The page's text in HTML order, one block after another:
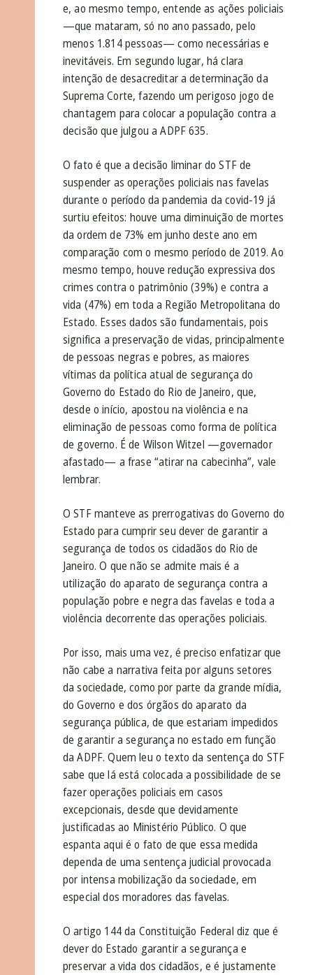
e, ao mesmo tempo, entende as ações policiais
—que mataram, só no ano passado, pelo
menos 1.814 pessoas— como necessárias e
inevitáveis. Em segundo lugar, há clara
intenção de desacreditar a determinação da
Suprema Corte, fazendo um perigoso jogo de
chantagem para colocar a população contra a
decisão que julgou a ADPF 635.
O fato é que a decisão liminar do STF de
suspender as operações policiais nas favelas
durante o período da pandemia da covid-19 já
surtiu efeitos: houve uma diminuição de mortes
da ordem de 73% em junho deste ano em
comparação com o mesmo período de 2019. Ao
mesmo tempo, houve redução expressiva dos
crimes contra o patrimônio (39%) e contra a
vida (47%) em toda a Região Metropolitana do
Estado. Esses dados são fundamentais, pois
significa a preservação de vidas, principalmente
de pessoas negras e pobres, as maiores
vítimas da política atual de segurança do
Governo do Estado do Rio de Janeiro, que,
desde o início, apostou na violência e na
eliminação de pessoas como forma de política
de governo. É de Wilson Witzel —governador
afastado— a frase “atirar na cabecinha”, vale
lembrar.
O STF manteve as prerrogativas do Governo do
Estado para cumprir seu dever de garantir a
segurança de todos os cidadãos do Rio de
Janeiro. O que não se admite mais é a
utilização do aparato de segurança contra a
população pobre e negra das favelas e toda a
violência decorrente das operações policiais.
Por isso, mais uma vez, é preciso enfatizar que
não cabe a narrativa feita por alguns setores
da sociedade, como por parte da grande mídia,
do Governo e dos órgãos do aparato da
segurança pública, de que estariam impedidos
de garantir a segurança no estado em função
da ADPF. Quem leu o texto da sentença do STF
sabe que lá está colocada a possibilidade de se
fazer operações policiais em casos
excepcionais, desde que devidamente
justificadas ao Ministério Público. O que
espanta aqui é o fato de que essa medida
dependa de uma sentença judicial provocada
por intensa mobilização da sociedade, em
especial dos moradores das favelas.
O artigo 144 da Constituição Federal diz que é
dever do Estado garantir a segurança e
preservar a vida dos cidadãos, e é justamente